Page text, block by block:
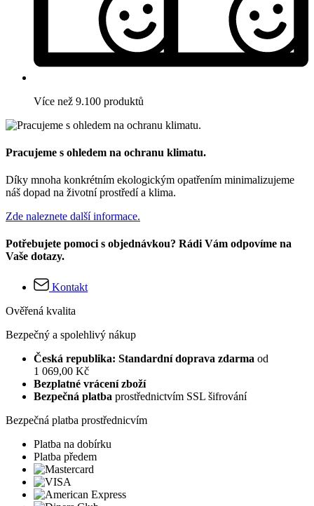
Více než 9.100 produktů
Pracujeme s ohledem na ochranu klimatu.
Díky mnoha konkrétním ekologickým opatřením minimalizujeme
náš dopad na životní prostředí a klima.
Zde naleznete další informace.
Potřebujete pomoci s objednávkou? Rádi Vám odpovíme na
Vaše dotazy.
Kontakt
Ověřená kvalita
Bezpečný a spolehlivý nákup
Česká republika: Standardní doprava zdarma od
1 069,00 Kč
Bezplatné vrácení zboží
Bezpečná platba prostřednictvím SSL šifrování
Bezpečná platba prostřednicvím
Platba na dobírku
Platba předem